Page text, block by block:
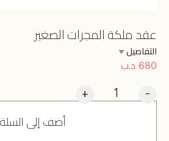
عقد ملكة المجرات الصغير
التفاصيل
680 د.ب
-
+
أضف إلى السلة